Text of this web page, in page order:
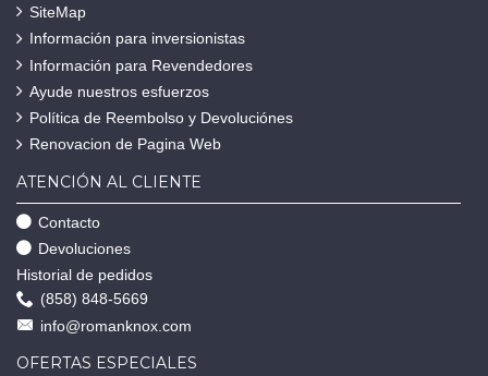
SiteMap
Información para inversionistas
Información para Revendedores
Ayude nuestros esfuerzos
Política de Reembolso y Devoluciónes
Renovacion de Pagina Web
ATENCIÓN AL CLIENTE
Contacto
Devoluciones
Historial de pedidos
(858) 848-5669
info@romanknox.com
OFERTAS ESPECIALES